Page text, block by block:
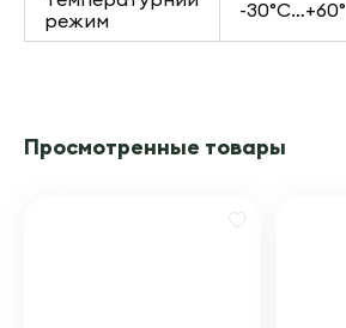
режим
-30°C…+60°
Просмотренные товары